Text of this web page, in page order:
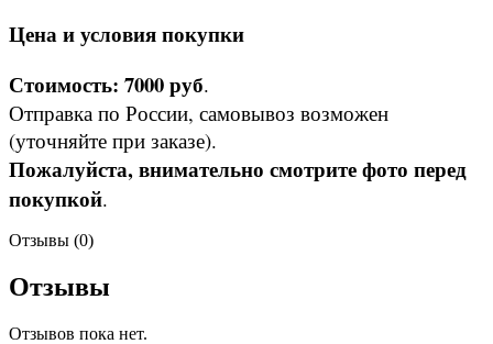
Цена и условия покупки
Стоимость: 7000 руб.
Отправка по России, самовывоз возможен
(уточняйте при заказе).
Пожалуйста, внимательно смотрите фото перед
покупкой.
Отзывы (0)
Отзывы
Отзывов пока нет.